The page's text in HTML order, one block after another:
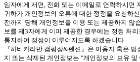
임자에게 서면, 전화 또는 이메일로 연락하시면
귀하가 개인정보의 오류에 대한 정정을 요청하
전까지 당해 개인정보를 이용 또는 제공하지 않
보를 제3자에게 이미 제공한 경우에는 정정 처
통지하여 정정이 이루어지도록 하겠습니다.
『하비카라반 캠핑장&펜션』은 이용자 혹은
지 또는 삭제된 개인정보는 "개인정보의 보유